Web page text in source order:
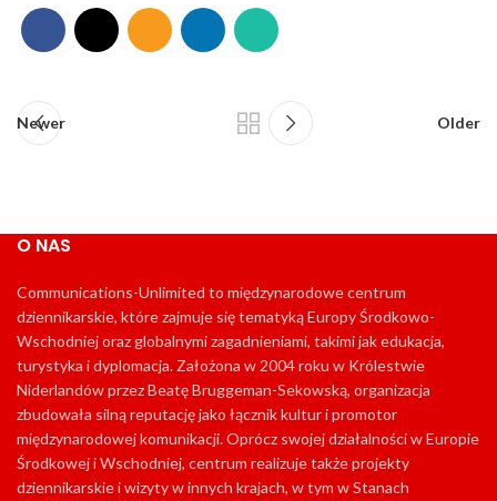
Newer Older
O NAS
Communications-Unlimited to międzynarodowe centrum
dziennikarskie, które zajmuje się tematyką Europy Środkowo-
Wschodniej oraz globalnymi zagadnieniami, takimi jak edukacja,
turystyka i dyplomacja. Założona w 2004 roku w Królestwie
Niderlandów przez Beatę Bruggeman-Sekowską, organizacja
zbudowała silną reputację jako łącznik kultur i promotor
międzynarodowej komunikacji. Oprócz swojej działalności w Europie
Środkowej i Wschodniej, centrum realizuje także projekty
dziennikarskie i wizyty w innych krajach, w tym w Stanach